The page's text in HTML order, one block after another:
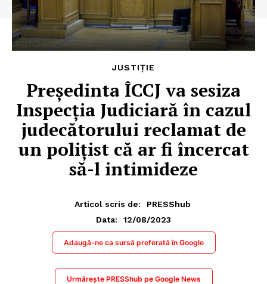
JUSTIȚIE
Președinta ÎCCJ va sesiza
Inspecția Judiciară în cazul
judecătorului reclamat de
un polițist că ar fi încercat
să-l intimideze
Articol scris de:
PRESShub
Data:
12/08/2023
Adaugă-ne ca sursă preferată în Google
Urmărește PRESShub pe Google News